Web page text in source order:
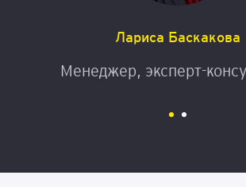
Лариса Баскакова
Менеджер, эксперт-